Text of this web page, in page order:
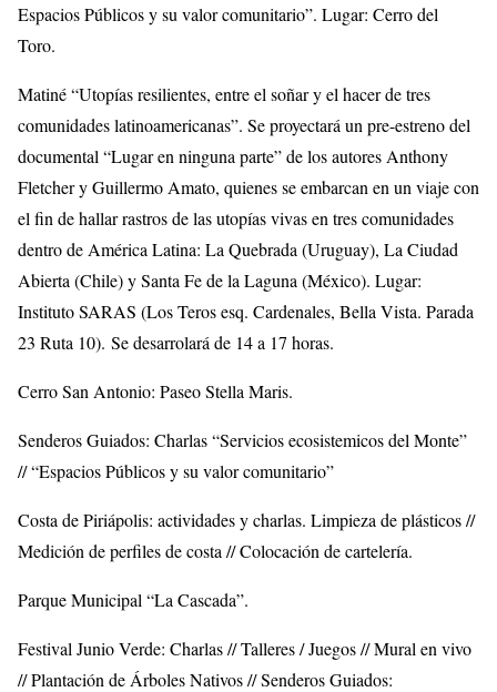
Espacios Públicos y su valor comunitario”. Lugar: Cerro del
Toro.
Matiné “Utopías resilientes, entre el soñar y el hacer de tres
comunidades latinoamericanas”. Se proyectará un pre-estreno del
documental “Lugar en ninguna parte” de los autores Anthony
Fletcher y Guillermo Amato, quienes se embarcan en un viaje con
el fin de hallar rastros de las utopías vivas en tres comunidades
dentro de América Latina: La Quebrada (Uruguay), La Ciudad
Abierta (Chile) y Santa Fe de la Laguna (México). Lugar:
Instituto SARAS (Los Teros esq. Cardenales, Bella Vista. Parada
23 Ruta 10). Se desarrolará de 14 a 17 horas.
Cerro San Antonio: Paseo Stella Maris.
Senderos Guiados: Charlas “Servicios ecosistemicos del Monte”
// “Espacios Públicos y su valor comunitario”
Costa de Piriápolis: actividades y charlas. Limpieza de plásticos //
Medición de perfiles de costa // Colocación de cartelería.
Parque Municipal “La Cascada”.
Festival Junio Verde: Charlas // Talleres / Juegos // Mural en vivo
// Plantación de Árboles Nativos // Senderos Guiados: